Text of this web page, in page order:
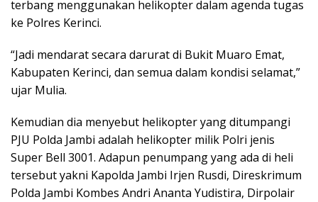
terbang menggunakan helikopter dalam agenda tugas
ke Polres Kerinci.
“Jadi mendarat secara darurat di Bukit Muaro Emat,
Kabupaten Kerinci, dan semua dalam kondisi selamat,”
ujar Mulia.
Kemudian dia menyebut helikopter yang ditumpangi
PJU Polda Jambi adalah helikopter milik Polri jenis
Super Bell 3001. Adapun penumpang yang ada di heli
tersebut yakni Kapolda Jambi Irjen Rusdi, Direskrimum
Polda Jambi Kombes Andri Ananta Yudistira, Dirpolair